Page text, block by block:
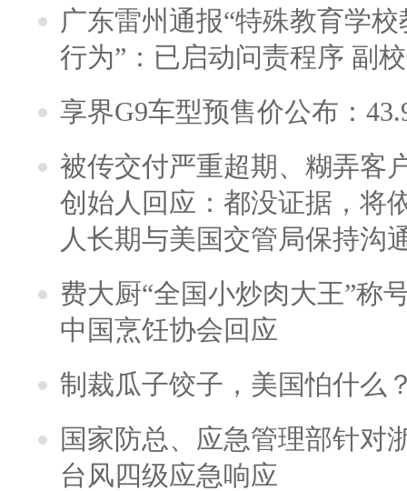
广东雷州通报“特殊教育学
行为”：已启动问责程序 副
享界G9车型预售价公布：
被传交付严重超期、糊弄客
创始人回应：都没证据，将
人长期与美国交管局保持沟
费大厨“全国小炒肉大王”称
中国烹饪协会回应
制裁瓜子饺子，美国怕什么
国家防总、应急管理部针对
台风四级应急响应